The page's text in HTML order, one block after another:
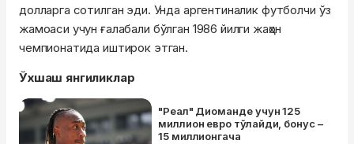
долларга сотилган эди. Унда аргентиналик футболчи ўз
жамоаси учун ғалабали бўлган 1986 йилги жаҳон
чемпионатида иштирок этган.
Ўхшаш янгиликлар
"Реал" Диоманде учун 125
миллион евро тўлайди, бонус –
15 миллионгача